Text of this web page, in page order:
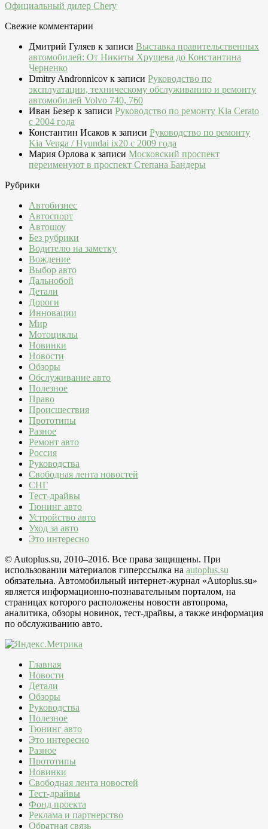
Официальный дилер Chery
Свежие комментарии
Дмитрий Гуляев к записи Выставка правительственных
автомобилей: От Никиты Хрущева до Константина
Черненко
Dmitry Andronnicov к записи Руководство по
эксплуатации, техническому обслуживанию и ремонту
автомобилей Volvo 740, 760
Иван Безер к записи Руководство по ремонту Kia Cerato
c 2004 года
Константин Исаков к записи Руководство по ремонту
Kia Venga / Hyundai ix20 c 2009 года
Мария Орлова к записи Московский проспект
переименуют в проспект Степана Бандеры
Рубрики
Автобизнес
Автоспорт
Автошоу
Без рубрики
Водителю на заметку
Вождение
Выбор авто
Дальнобой
Детали
Дороги
Инновации
Мир
Мотоциклы
Новинки
Новости
Обзоры
Обслуживание авто
Полезное
Право
Происшествия
Прототипы
Разное
Ремонт авто
Россия
Руководства
Свободная лента новостей
СНГ
Тест-драйвы
Тюнинг авто
Устройство авто
Уход за авто
Это интересно
© Autoplus.su, 2010–2016. Все права защищены. При
использовании материалов гиперссылка на autoplus.su
обязательна. Автомобильный интернет-журнал «Autoplus.su»
является информационно-познавательным порталом, на
страницах которого расположены новости автопрома,
аналитика, обзоры новинок, тест-драйвы, а также информация
по обслуживанию авто.
Главная
Новости
Детали
Обзоры
Руководства
Полезное
Тюнинг авто
Это интересно
Разное
Прототипы
Новинки
Свободная лента новостей
Тест-драйвы
Фонд проекта
Реклама и партнерство
Обратная связь